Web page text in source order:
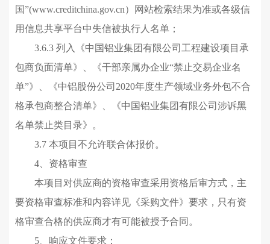
国”(www.creditchina.gov.cn）网站检索结果为准或各级信
用信息共享平台中失信被执行人名单；
3.6.3 列入
《中国铝业集团有限公司工程建设项目承
包商负面清单》、《干部亲属办企业“禁止交易企业名
单”》、《中铝股份公司2020年度生产领域业务外包不合
格承包商整合清单》、
《中国铝业集团有限公司涉诉黑
名单禁止类目录》
。
3.7 本项目不允许联合体报价。
4
资格审查
本项目对供应商的资格审查采用资格后审方式，主
要资格审查标准和内容详见 《采购文件》 要求，只有资
格审查合格的供应商才有可能被授予合同。
5、 响应文件要求：